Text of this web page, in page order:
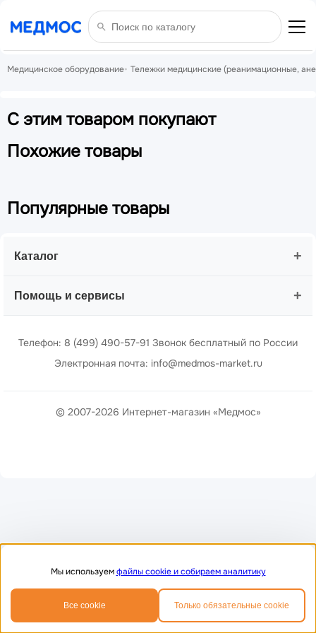
Главная Избранное
0
Корзина Телефон MAX
Медицинское оборудование Тележки медицинские (реанимационные,
С этим товаром покупают
Похожие товары
Популярные товары
Каталог +
Помощь и сервисы +
Телефон: 8 (499) 490-57-91 Звонок бесплатный по России
Электронная почта: info@medmos-market.ru
© 2007-2026 Интернет-магазин «Медмос»
Мы используемфайлы cookie и собираем аналитику
Все cookie Только обязательные cookie